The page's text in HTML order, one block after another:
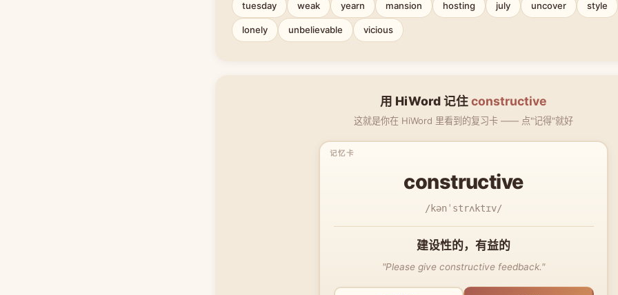
tuesday weak yearn mansion hosting july uncover style
lonely unbelievable vicious
用 HiWord 记住constructive
这就是你在 HiWord 里看到的复习卡 —— 点"记得"就好
constructive
/kənˈstrʌktɪv/
建设性的，有益的
"Please give constructive feedback."